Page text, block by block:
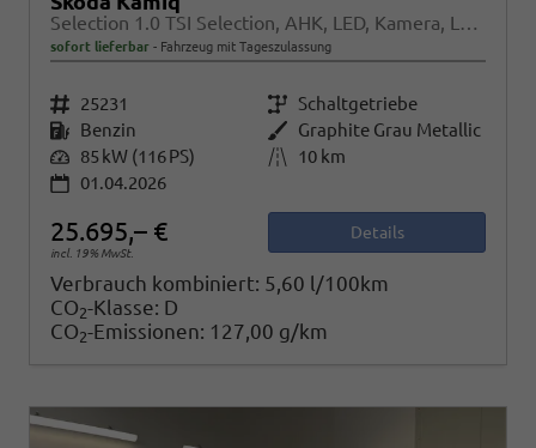
Selection 1.0 TSI Selection, AHK, LED, Kamera, Ladeboden, Winter
sofort lieferbar Fahrzeug mit Tageszulassung
Fahrzeugnr. 25231 Getriebe Schaltgetriebe
Kraftstoff Benzin Außenfarbe Graphite Grau Metallic
Leistung 85 kW (116 PS) Kilometerstand
10 km
01.04.2026
25.695,– €
incl. 19% MwSt.
Details
Verbrauch kombiniert: 5,60 l/100km
CO2-Klasse: D
CO2-Emissionen: 127,00 g/km